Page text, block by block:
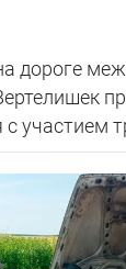
дороге
участием